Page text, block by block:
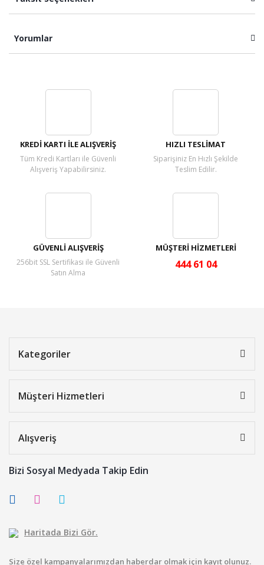
Yorumlar
KREDİ KARTI İLE ALIŞVERİŞ
Tüm Kredi Kartları ile Güvenli
Alışveriş Yapabilirsiniz.
HIZLI TESLİMAT
Siparişiniz En Hızlı Şekilde
Teslim Edilir.
GÜVENLİ ALIŞVERİŞ
256bit SSL Sertifikası ile Güvenli
Satın Alma
MÜŞTERİ HİZMETLERİ
444 61 04
Kategoriler
Müşteri Hizmetleri
Alışveriş
Bizi Sosyal Medyada Takip Edin
Haritada Bizi Gör.
Size özel kampanyalarımızdan haberdar olmak için kayıt olunuz.